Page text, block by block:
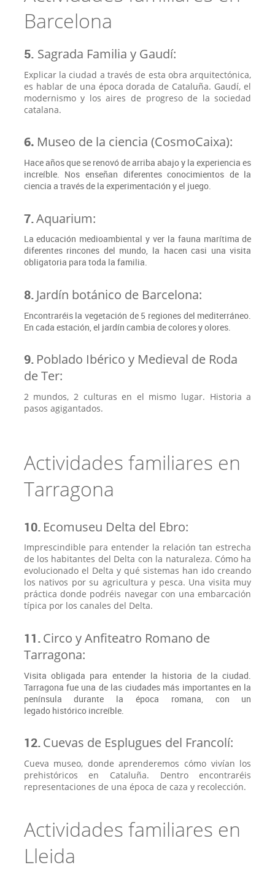
Barcelona
5. Sagrada Familia y Gaudí:
Explicar la ciudad a través de esta obra arquitectónica,
es hablar de una época dorada de Cataluña. Gaudí, el
modernismo y los aires de progreso de la sociedad
catalana.
6. Museo de la ciencia (CosmoCaixa):
Hace años que se renovó de arriba abajo y la experiencia es
increíble. Nos enseñan diferentes conocimientos de la
ciencia a través de la experimentación y el juego.
7.Aquarium:
La educación medioambiental y ver la fauna marítima de
diferentes rincones del mundo, la hacen casi una visita
obligatoria para toda la familia.
8. Jardín botánico de Barcelona:
Encontraréis la vegetación de 5 regiones del mediterráneo.
En cada estación, el jardín cambia de colores y olores.
9. Poblado Ibérico y Medieval de Roda
de Ter:
2 mundos, 2 culturas en el mismo lugar. Historia a
pasos agigantados.
Actividades familiares en
Tarragona
10. Ecomuseu Delta del Ebro:
Imprescindible para entender la relación tan estrecha
de los habitantes del Delta con la naturaleza. Cómo ha
evolucionado el Delta y qué sistemas han ido creando
los nativos por su agricultura y pesca. Una visita muy
práctica donde podréis navegar con una embarcación
típica por los canales del Delta.
11.Circo y Anfiteatro Romano de
Tarragona:
Visita obligada para entender la historia de la ciudad.
Tarragona fue una de las ciudades más importantes en la
península durante la época romana, con un
legado histórico increíble.
12.Cuevas de Esplugues del Francolí:
Cueva museo, donde aprenderemos cómo vivían los
prehistóricos en Cataluña. Dentro encontraréis
representaciones de una época de caza y recolección.
Actividades familiares en
Lleida